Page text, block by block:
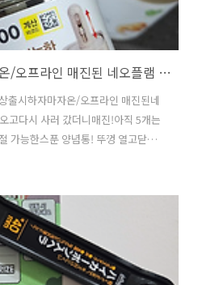
다이소 신상 출시하자마자 온/오프라인 매진된 네오플램 양념통
출시하자마자온/오프라인 매진된네
고다시 사러 갔더니매진!아직 5개는
가능한스푼 양념통! 뚜껑 열고닫기
재료를 넣으려다가안 넣는 경우도
니위생상 좋지 않은것 같았거든요
한유리양념통(약280 ml)가격1,000
가루는 많은데스푼이 길면꽂아 둘
짧게이후에는 길게스품을 조정해
아요 보세요이렇게 옮겨 담을때도 흘